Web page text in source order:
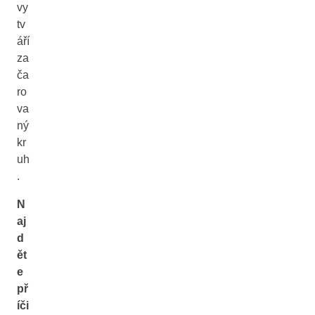
vy
tv
áří
za
ča
ro
va
ný
kr
uh
.
N
aj
d
ět
e
př
íči